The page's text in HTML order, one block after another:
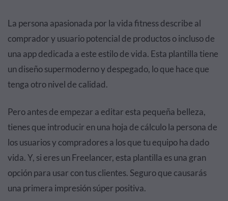
La persona apasionada por la vida fitness describe al
comprador y usuario potencial de productos o incluso de
una app dedicada a este estilo de vida. Esta plantilla tiene
un diseño supermoderno y despegado, lo que hace que
tenga otro nivel de calidad.
Pero antes de empezar a editar esta pequeña belleza,
tienes que introducir en una hoja de cálculo la persona de
los usuarios y compradores a los que tu equipo ha dado
vida. Y, si eres un Freelancer, esta plantilla es una gran
opción para usar con tus clientes. Seguro que causarás
una primera impresión súper positiva.